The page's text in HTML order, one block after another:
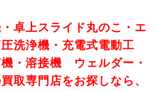
卓上スライド丸のこ・エ
洗浄機・充電式電動工
・溶接機 ウェルダー・
取専門店をお探しなら、